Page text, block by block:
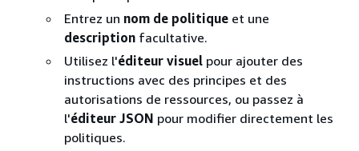
Entrez un nom de politique et une
description facultative.
Utilisez l'éditeur visuel pour ajouter des
instructions avec des principes et des
autorisations de ressources, ou passez à
l'éditeur JSON pour modifier directement les
politiques.